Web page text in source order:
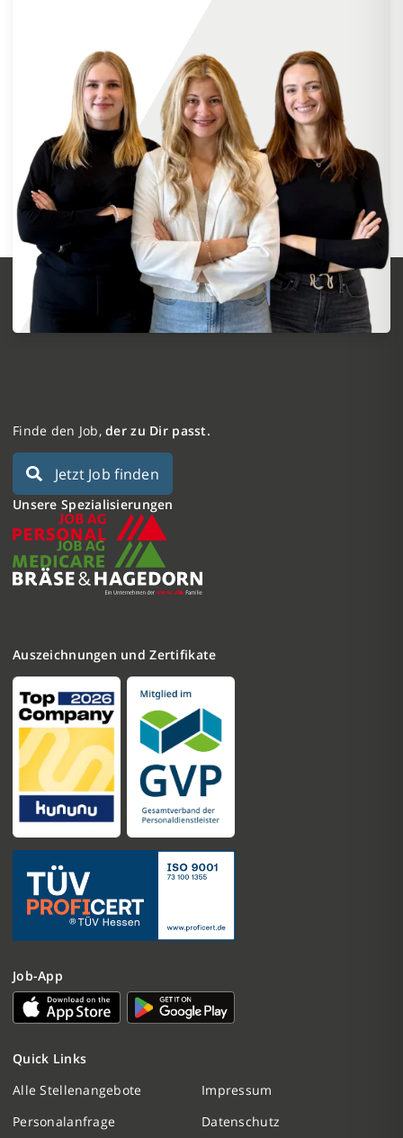
Initiativbewerbung
Finde den Job,der zu Dir passt.
Jetzt Job finden
Unsere Spezialisierungen
Auszeichnungen und Zertifikate
Job-App
Quick Links
Alle Stellenangebote
Personalanfrage
Impressum
Datenschutz